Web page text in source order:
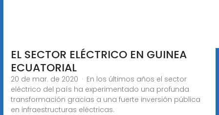
EL SECTOR ELÉCTRICO EN GUINEA
ECUATORIAL
20 de mar. de 2020 · En los últimos años el sector
eléctrico del país ha experimentado una profunda
transformación gracias a una fuerte inversión pública
en infraestructuras eléctricas.